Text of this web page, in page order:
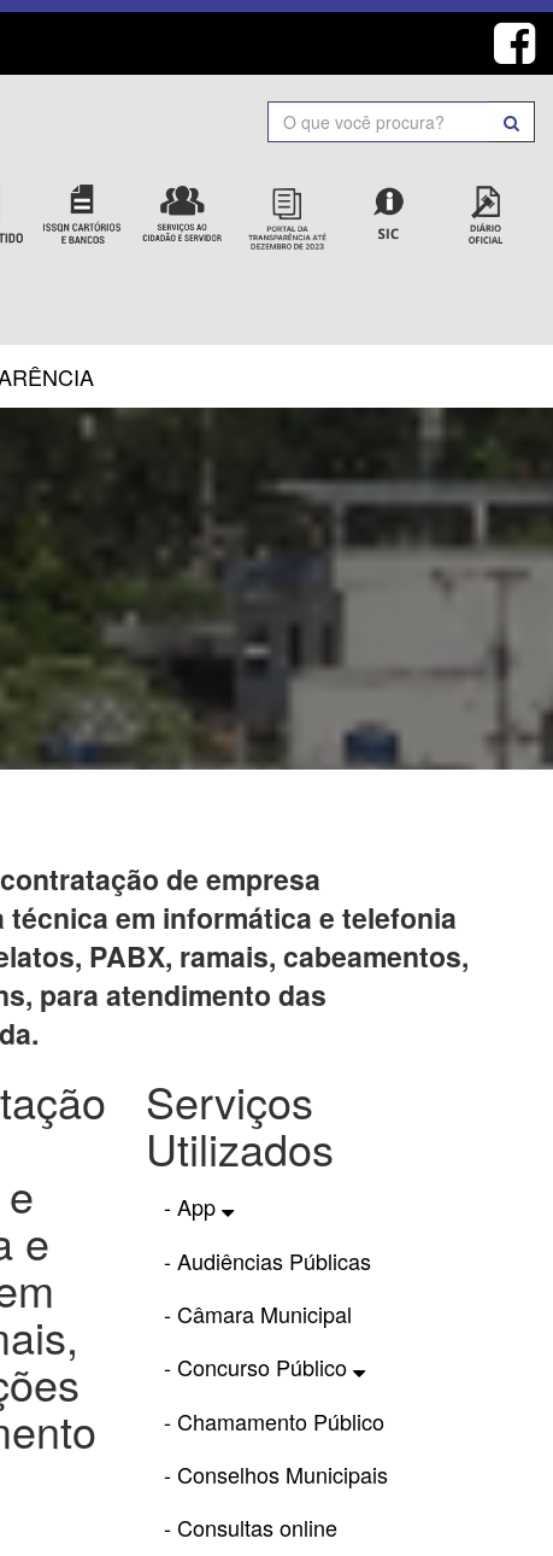
Search
de empresa
em informática e telefonia
PABX, ramais, cabeamentos,
para atendimento das
e
Serviços
Utilizados
- App
- Audiências Públicas
- Câmara Municipal
- Concurso Público
- Chamamento Público
- Conselhos Municipais
- Consultas online